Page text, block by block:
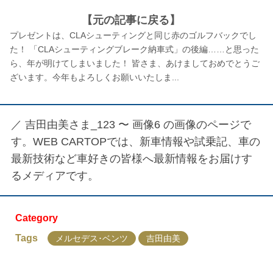
【元の記事に戻る】
プレゼントは、CLAシューティングと同じ赤のゴルフバックでし
た！ 「CLAシューティングブレーク納車式」の後編……と思った
ら、年が明けてしまいました！ 皆さま、あけましておめでとうご
ざいます。今年もよろしくお願いいたしま...
／ 吉田由美さま_123 〜 画像6 の画像のページで
す。WEB CARTOPでは、新車情報や試乗記、車の
最新技術など車好きの皆様へ最新情報をお届けす
るメディアです。
Category
Tags
メルセデス･ベンツ 吉田由美